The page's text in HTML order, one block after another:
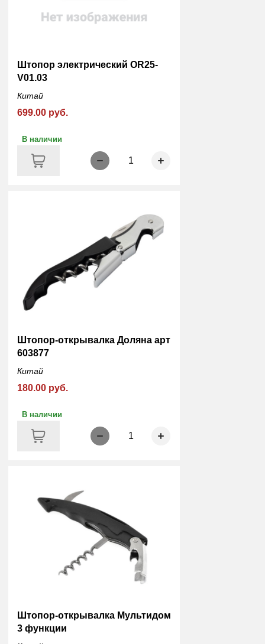
Штопор электрический OR25-
V01.03
Китай
699.00 руб.
В наличии
1
Штопор-открывалка Доляна арт
603877
Китай
180.00 руб.
В наличии
1
Штопор-открывалка Мультидом
3 функции